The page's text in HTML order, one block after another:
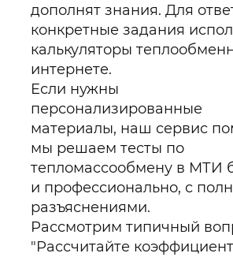
дополнят знания. Для
конкретные задания
калькуляторы
интернете.
Если нужны
персонализированные
материалы, наш сервис
мы решаем тесты по
тепломассообмену в МТИ
и профессионально, с
разъяснениями.
Рассмотрим типичный
"Рассчитайте коэффициент